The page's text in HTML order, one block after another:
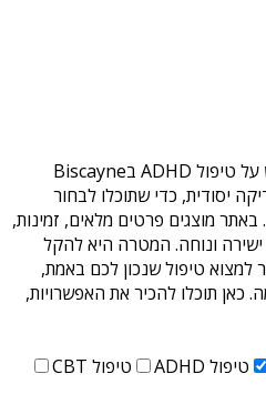
על
טיפול ADHD בBiscayne
יסודית, כדי שתוכלו לבחור
מוצגים פרטים מלאים, זמינות,
ישירה ונוחה. המטרה היא להקל
טיפול שנכון לכם באמת,
כאן תוכלו להכיר את האפשרויות,
טיפול ADHD
טיפול CBT